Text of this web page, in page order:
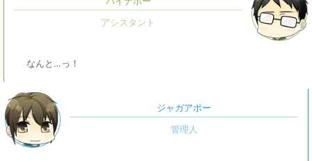
なんと…っ！
ジャガアポー